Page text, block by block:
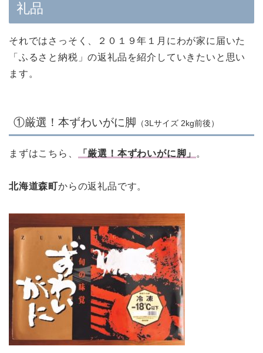
礼品
それではさっそく、２０１９年１月にわが家に届いた
「ふるさと納税」の返礼品を紹介していきたいと思い
ます。
①厳選！本ずわいがに脚 （3Lサイズ 2kg前後）
まずはこちら、 「厳選！本ずわいがに脚」 。
北海道森町からの返礼品です。